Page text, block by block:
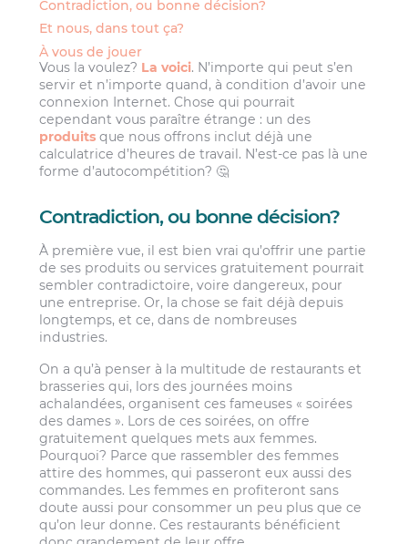
Contradiction, ou bonne décision?
Et nous, dans tout ça?
À vous de jouer
Vous la voulez? La voici. N’importe qui peut s’en
servir et n’importe quand, à condition d’avoir une
connexion Internet. Chose qui pourrait
cependant vous paraître étrange : un des
produits que nous offrons inclut déjà une
calculatrice d’heures de travail. N’est-ce pas là une
forme d’autocompétition? 🤔
Contradiction, ou bonne décision?
À première vue, il est bien vrai qu’offrir une partie
de ses produits ou services gratuitement pourrait
sembler contradictoire, voire dangereux, pour
une entreprise. Or, la chose se fait déjà depuis
longtemps, et ce, dans de nombreuses
industries.
On a qu’à penser à la multitude de restaurants et
brasseries qui, lors des journées moins
achalandées, organisent ces fameuses « soirées
des dames ». Lors de ces soirées, on offre
gratuitement quelques mets aux femmes.
Pourquoi? Parce que rassembler des femmes
attire des hommes, qui passeront eux aussi des
commandes. Les femmes en profiteront sans
doute aussi pour consommer un peu plus que ce
qu’on leur donne. Ces restaurants bénéficient